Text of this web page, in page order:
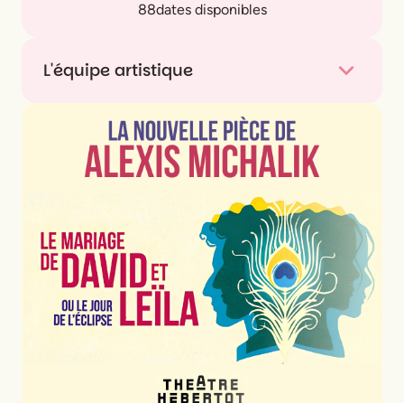
88dates disponibles
L'équipe artistique
Yasmina Reza
Mise en scène
François Morel
Scénographie
Edouard Laug
CostumesEdouard LAUG & Valérie Lévy
LumièresLaurent Béalassisté d’Emmanuelle
Phelippeau-Viallard
Vidéo
Guillaume Ledun
Antoine Sahler